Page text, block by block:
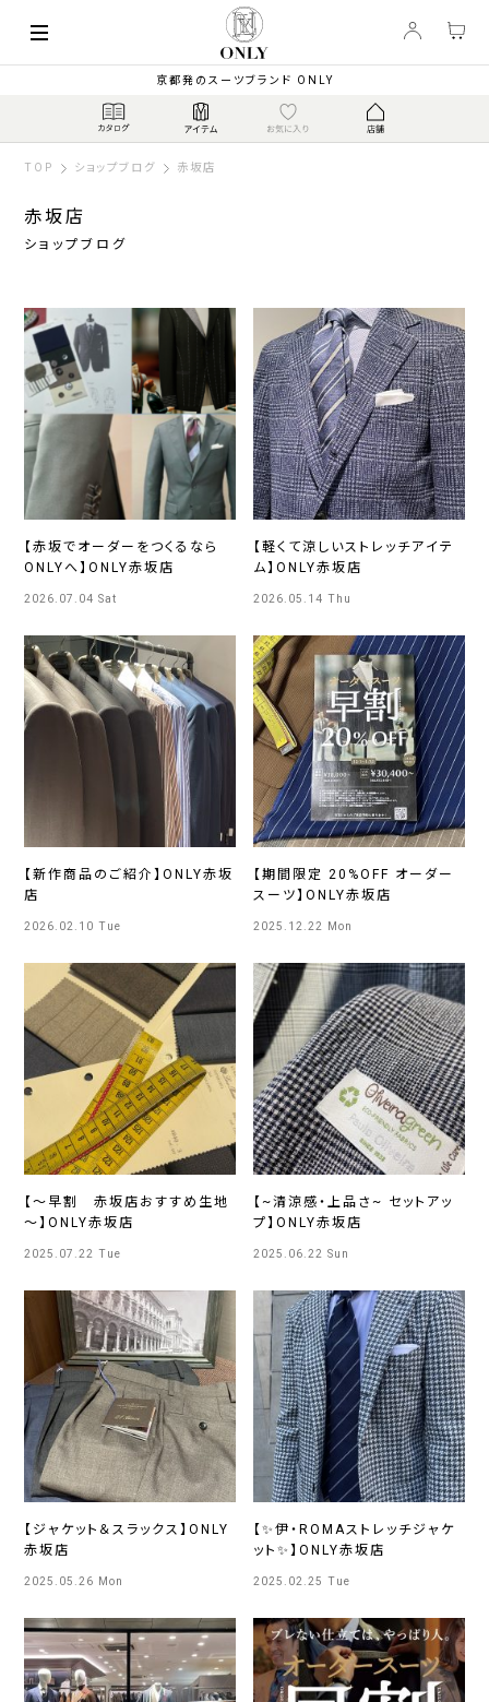
京都発のスーツブランド ONLY
TOP ショップブログ 赤坂店
赤坂店
ショップブログ
【赤坂でオーダーをつくるなら
ONLYへ】ONLY赤坂店
2026.07.04 Sat
【軽くて涼しいストレッチアイテ
ム】ONLY赤坂店
2026.05.14 Thu
【新作商品のご紹介】ONLY赤坂
店
2026.02.10 Tue
【期間限定 20%OFF オーダー
スーツ】ONLY赤坂店
2025.12.22 Mon
【～早割 赤坂店おすすめ生地
～】ONLY赤坂店
2025.07.22 Tue
【~清涼感・上品さ~ セットアッ
プ】ONLY赤坂店
2025.06.22 Sun
【ジャケット＆スラックス】ONLY
赤坂店
2025.05.26 Mon
【✨伊・ROMAストレッチジャケ
ット✨】ONLY赤坂店
2025.02.25 Tue